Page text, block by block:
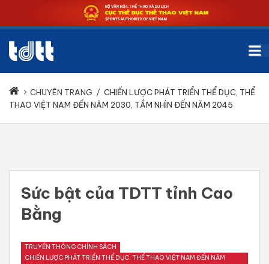
CHUYÊN TRANG / CHIẾN LƯỢC PHÁT TRIỂN THỂ DỤC, THỂ
THAO VIỆT NAM ĐẾN NĂM 2030, TẦM NHÌN ĐẾN NĂM 2045
Sức bật của TDTT tỉnh Cao
Bằng
TRUYỀN THÔNG CHÍNH SÁCH
CHIẾN LƯỢC PHÁT TRIỂN THỂ DỤC, THỂ THAO VIỆT NAM ĐẾN NĂM